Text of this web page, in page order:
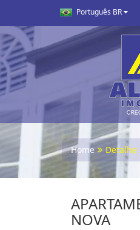
Português BR
Home Detalhe
NOVA